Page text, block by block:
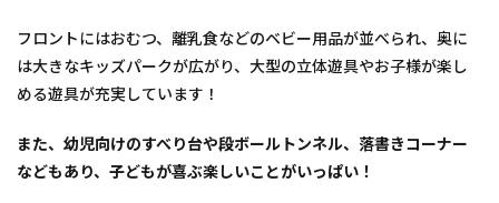
フロントにはおむつ、離乳食などのベビー用品が並べられ、奥に
は大きなキッズパークが広がり、大型の立体遊具やお子様が楽し
める遊具が充実しています！
また、幼児向けのすべり台や段ボールトンネル、落書きコーナー
などもあり、子どもが喜ぶ楽しいことがいっぱい！